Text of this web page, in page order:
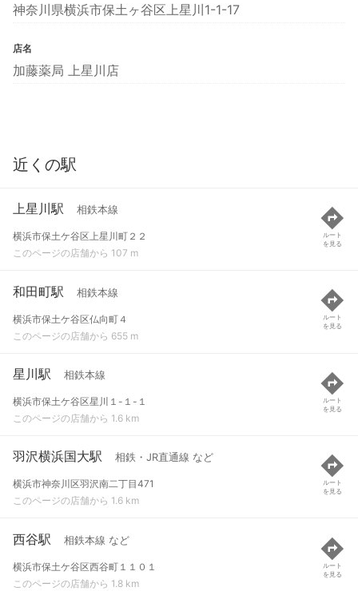
神奈川県横浜市保土ヶ谷区上星川1-1-17
店名
加藤薬局 上星川店
近くの駅
上星川駅 相鉄本線
横浜市保土ケ谷区上星川町２２
このページの店舗から 107 m
ルート
を見る
和田町駅 相鉄本線
横浜市保土ケ谷区仏向町４
このページの店舗から 655 m
ルート
を見る
星川駅 相鉄本線
横浜市保土ケ谷区星川１-１-１
このページの店舗から 1.6 km
ルート
を見る
羽沢横浜国大駅 相鉄・JR直通線 など
横浜市神奈川区羽沢南二丁目471
このページの店舗から 1.6 km
ルート
を見る
西谷駅 相鉄本線 など
横浜市保土ケ谷区西谷町１１０１
このページの店舗から 1.8 km
ルート
を見る